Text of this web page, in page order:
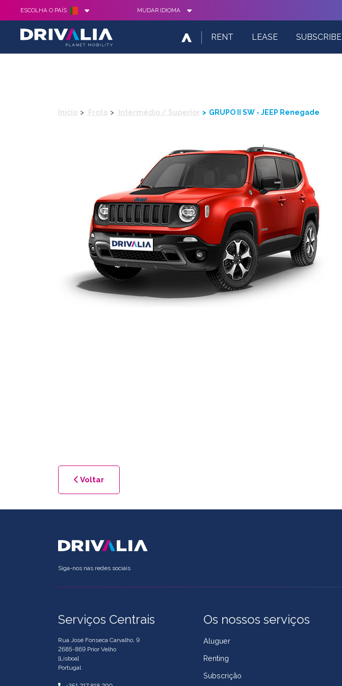
ESCOLHA O PAÍS MUDAR IDIOMA
RENT LEASE SUBSCRIBE
Início Frota Intermédio / Superior GRUPO II SW - JEEP Renegade
Voltar
Siga-nos nas redes sociais
Serviços Centrais
Rua José Fonseca Carvalho, 9
2685-869 Prior Velho
[Lisboa]
Portugal
Os nossos serviços
Aluguer
Renting
Subscrição